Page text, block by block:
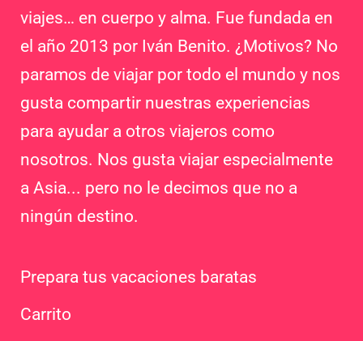
viajes… en cuerpo y alma. Fue fundada en
el año 2013 por Iván Benito. ¿Motivos? No
paramos de viajar por todo el mundo y nos
gusta compartir nuestras experiencias
para ayudar a otros viajeros como
nosotros. Nos gusta viajar especialmente
a Asia... pero no le decimos que no a
ningún destino.
Prepara tus vacaciones baratas
Carrito